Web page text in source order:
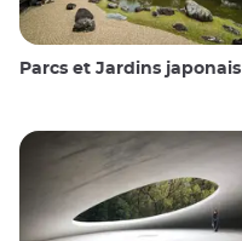
Parcs et Jardins japonais